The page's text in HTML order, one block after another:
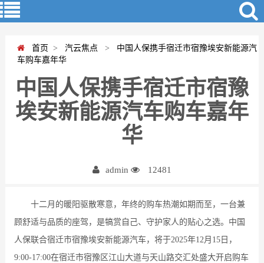
首页 > 汽云焦点 >
中国人保携手宿迁市宿豫埃安新能源汽
车购车嘉年华
中国人保携手宿迁市宿豫
埃安新能源汽车购车嘉年
华
admin 12481
十二月的暖阳驱散寒意，年终的购车热潮如期而至，一台兼
顾舒适与品质的座驾，是犒赏自己、守护家人的贴心之选。中国
人保联合宿迁市宿豫埃安新能源汽车，将于2025年12月15日，
9:00-17:00在宿迁市宿豫区江山大道与天山路交汇处盛大开启购车